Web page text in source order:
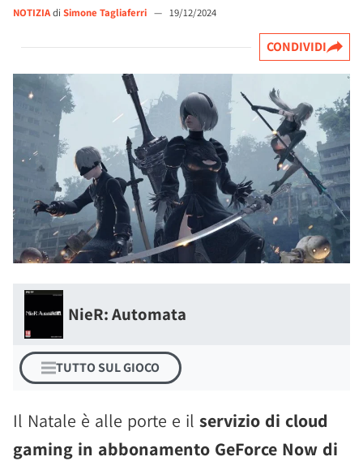
NOTIZIAdi Simone Tagliaferri — 19/12/2024
CONDIVIDI
NieR: Automata
TUTTO SUL GIOCO
Il Natale è alle porte e il servizio di cloud
gaming in abbonamento GeForce Now di